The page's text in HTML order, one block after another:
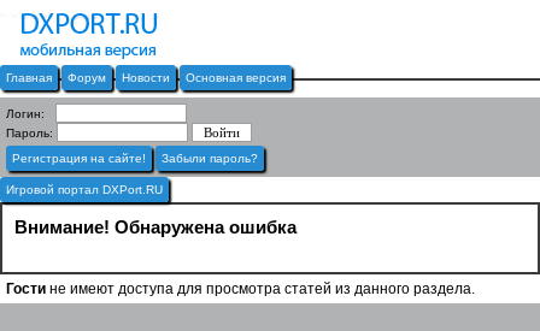
Главная Форум Новости Основная версия
Логин:
Пароль:
Регистрация на сайте!
Забыли пароль?
Игровой портал DXPort.RU
Внимание! Обнаружена ошибка
Гости не имеют доступа для просмотра статей из данного раздела.